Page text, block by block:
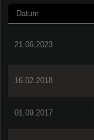
Datum
21.06.2023
16.02.2018
01.09.2017